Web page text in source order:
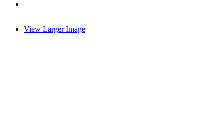
View Larger Image